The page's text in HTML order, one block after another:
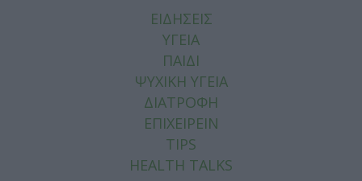
ΕΙΔΗΣΕΙΣ
ΥΓΕΙΑ
ΠΑΙΔΙ
ΨΥΧΙΚΗ ΥΓΕΙΑ
ΔΙΑΤΡΟΦΗ
ΕΠΙΧΕΙΡΕΙΝ
TIPS
HEALTH TALKS